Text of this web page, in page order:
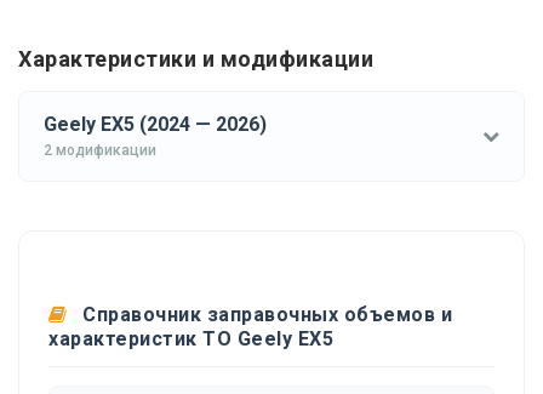
Характеристики и модификации
Geely EX5 (2024 — 2026)
2 модификации
Справочник заправочных объемов и
характеристик ТО Geely EX5